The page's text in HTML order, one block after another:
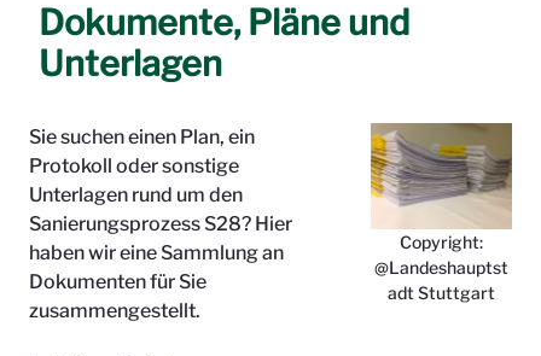
Dokumente, Pläne und
Unterlagen
Sie suchen einen Plan, ein
Protokoll oder sonstige
Unterlagen rund um den
Sanierungsprozess S28? Hier
haben wir eine Sammlung an
Dokumenten für Sie
zusammengestellt.
Copyright:
@Landeshauptst
adt Stuttgart